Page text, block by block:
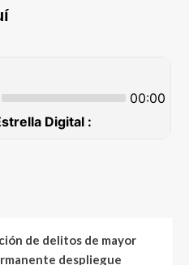
de delitos de mayor
despliegue